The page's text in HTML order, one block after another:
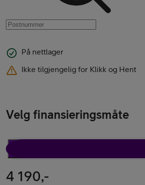
Mobil med
På nettlager
Ikke tilgjengelig for Klikk og Hent
Velg finansieringsmåte
4 190,-